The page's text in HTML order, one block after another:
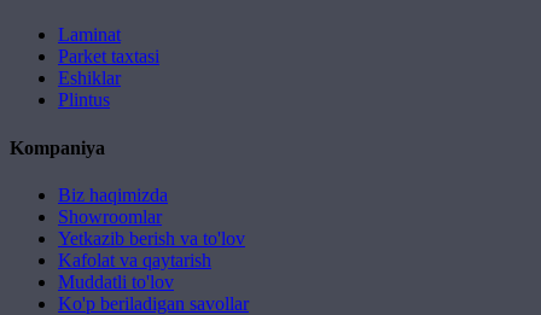
Laminat
Parket taxtasi
Eshiklar
Plintus
Kompaniya
Biz haqimizda
Showroomlar
Yetkazib berish va to'lov
Kafolat va qaytarish
Muddatli to'lov
Ko'p beriladigan savollar